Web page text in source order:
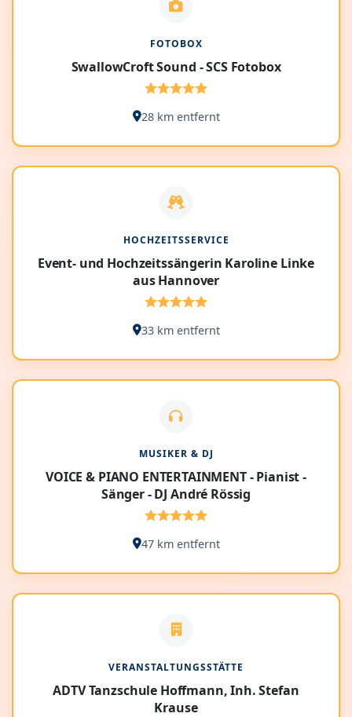
FOTOBOX
SwallowCroft Sound - SCS Fotobox
28 km entfernt
HOCHZEITSSERVICE
Event- und Hochzeitssängerin Karoline Linke
aus Hannover
33 km entfernt
MUSIKER & DJ
VOICE & PIANO ENTERTAINMENT - Pianist -
Sänger - DJ André Rössig
47 km entfernt
VERANSTALTUNGSSTÄTTE
ADTV Tanzschule Hoffmann, Inh. Stefan
Krause